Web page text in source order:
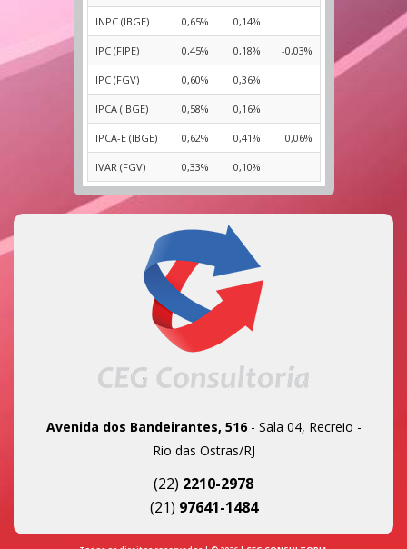
INPC (IBGE) 0,65% 0,14%
IPC (FIPE) 0,45% 0,18% -0,03%
IPC (FGV) 0,60% 0,36%
IPCA (IBGE) 0,58% 0,16%
IPCA-E (IBGE) 0,62% 0,41% 0,06%
IVAR (FGV) 0,33% 0,10%
Avenida dos Bandeirantes, 516- Sala 04, Recreio -
Rio das Ostras/RJ
(22) 2210-2978
(21) 97641-1484